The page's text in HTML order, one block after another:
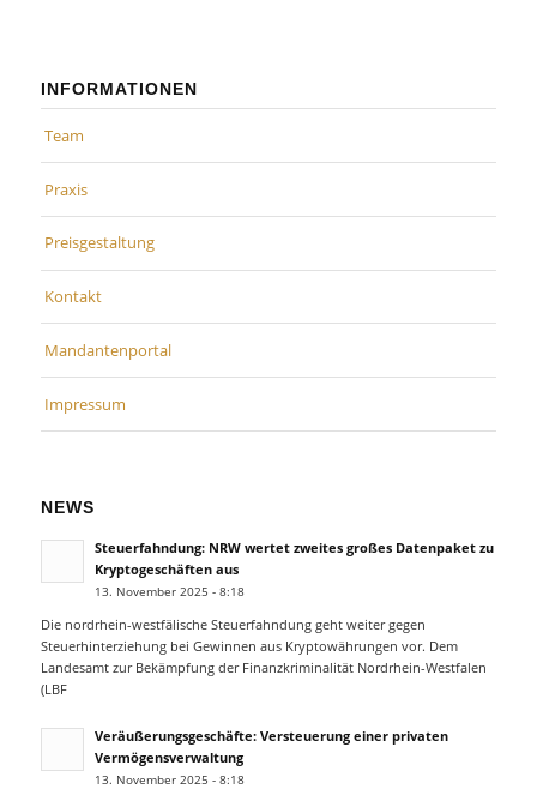
INFORMATIONEN
Team
Praxis
Preisgestaltung
Kontakt
Mandantenportal
Impressum
NEWS
Steuerfahndung: NRW wertet zweites großes Datenpaket zu
Kryptogeschäften aus
13. November 2025 - 8:18
Die nordrhein-westfälische Steuerfahndung geht weiter gegen
Steuerhinterziehung bei Gewinnen aus Kryptowährungen vor. Dem
Landesamt zur Bekämpfung der Finanzkriminalität Nordrhein-Westfalen
(LBF
Veräußerungsgeschäfte: Versteuerung einer privaten
Vermögensverwaltung
13. November 2025 - 8:18